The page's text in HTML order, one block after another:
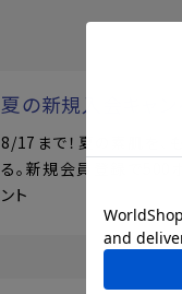
夏の新規入会キャン
8/17まで！夏の素肌を、
る。新規会員登録で500ポ
ント